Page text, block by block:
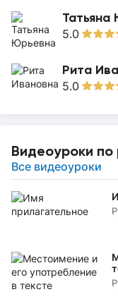
5.0
Рита
5.0
Видеоуроки по
Все видеоуроки